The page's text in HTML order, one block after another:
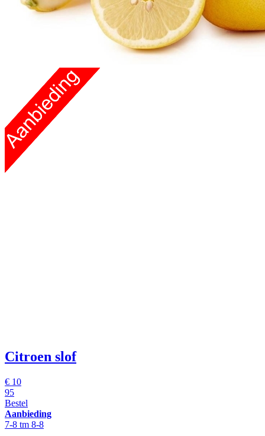
Citroen slof
€ 10
95
Bestel
Aanbieding
7-8 tm 8-8